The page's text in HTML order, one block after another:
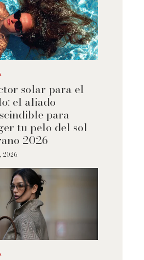
solar para el
el aliado
para
tu pelo del sol
2026
2026